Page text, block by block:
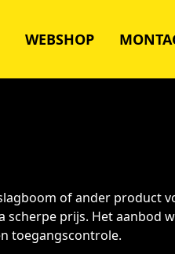
WEBSHOP
of ander product
prijs. Het aanbod
toegangscontrole.